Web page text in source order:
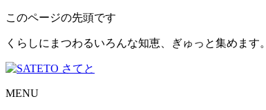
このページの先頭です
くらしにまつわるいろんな知恵、ぎゅっと集めます。
MENU